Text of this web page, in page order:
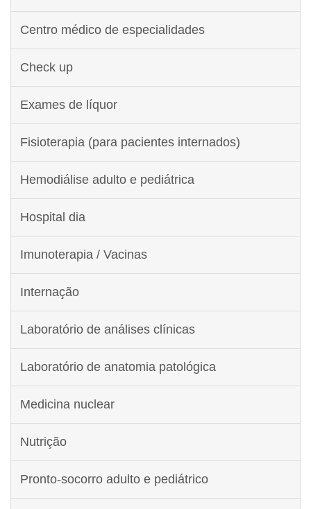
Centro médico de especialidades
Check up
Exames de líquor
Fisioterapia (para pacientes internados)
Hemodiálise adulto e pediátrica
Hospital dia
Imunoterapia / Vacinas
Internação
Laboratório de análises clínicas
Laboratório de anatomia patológica
Medicina nuclear
Nutrição
Pronto-socorro adulto e pediátrico